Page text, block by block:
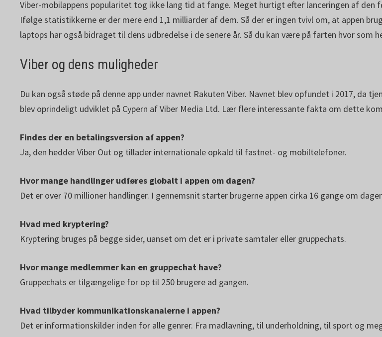
Viber-mobilappens popularitet tog ikke lang tid at fange. Meget hurtigt efter lanceringen af den
Ifølge statistikkerne er der mere end 1,1 milliarder af dem. Så der er ingen tvivl om, at appen
laptops har også bidraget til dens udbredelse i de senere år. Så du kan være på farten hvor som
Viber og dens muligheder
Du kan også støde på denne app under navnet Rakuten Viber. Navnet blev opfundet i 2017, da
blev oprindeligt udviklet på Cypern af Viber Media Ltd. Lær flere interessante fakta om dette
Findes der en betalingsversion af appen?
Ja, den hedder Viber Out og tillader internationale opkald til fastnet- og mobiltelefoner.
Hvor mange handlinger udføres globalt i appen om dagen?
Det er over 70 millioner handlinger. I gennemsnit starter brugerne appen cirka 16 gange om
Hvad med kryptering?
Kryptering bruges på begge sider, uanset om det er i private samtaler eller gruppechats.
Hvor mange medlemmer kan en gruppechat have?
Gruppechats er tilgængelige for op til 250 brugere ad gangen.
Hvad tilbyder kommunikationskanalerne i appen?
Det er informationskilder inden for alle genrer. Fra madlavning, til underholdning, til sport og